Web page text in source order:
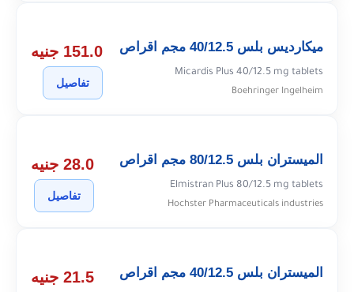
ميكارديس بلس 40/12.5 مجم اقراص
Micardis Plus 40/12.5 mg tablets
Boehringer Ingelheim
151.0 جنيه
تفاصيل
الميستران بلس 80/12.5 مجم اقراص
Elmistran Plus 80/12.5 mg tablets
Hochster Pharmaceuticals industries
28.0 جنيه
تفاصيل
الميستران بلس 40/12.5 مجم اقراص 21.5 جنيه